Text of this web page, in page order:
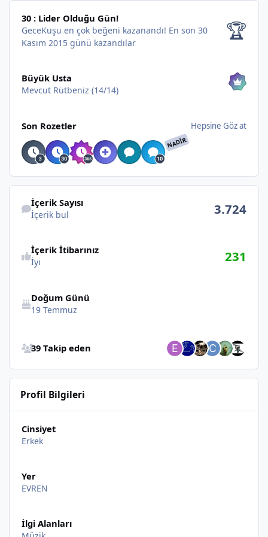
30 : Lider Olduğu Gün!
30 : Lider Olduğu Gün!
GeceKuşu en çok beğeni kazanandı! En son 30
Kasım 2015 günü kazandılar
🏆
Büyük Usta
Mevcut Rütbeniz (14/14)
Son Rozetler Hepsine Göz at
NADIR
İçerik bul
İçerik Sayısı
İçerik bul 3.724
İçerik İtibarınız
İyi 231
Doğum Günü
19 Temmuz
39 Takip eden
Profil Bilgileri
Cinsiyet
Erkek
Yer
EVREN
İlgi Alanları